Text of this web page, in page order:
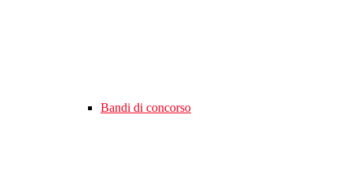
Bandi di concorso